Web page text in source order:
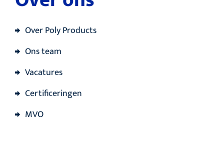
Over Poly Products
Ons team
Vacatures
Certificeringen
MVO